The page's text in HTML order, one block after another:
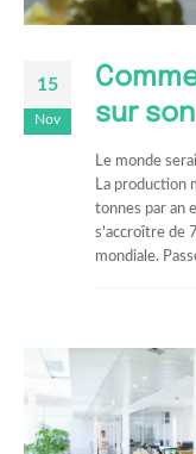
15
Nov
sur
Le monde
La production
tonnes par an
s'accroître de
mondiale.